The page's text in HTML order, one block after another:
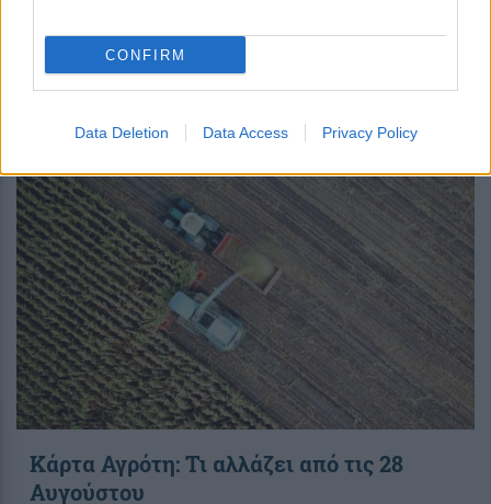
CONFIRM
Data Deletion Data Access Privacy Policy
περισσότερα
, 6 Αυγούστου 2026 || Αγροτική ανάπτυξη
Κάρτα Αγρότη: Τι αλλάζει από τις 28
Αυγούστου